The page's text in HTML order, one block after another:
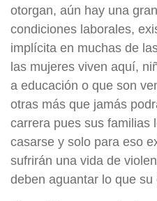
otorgan, aún hay una
condiciones laborales,
implícita en muchas de
las mujeres viven aquí,
a educación o que son
otras más que jamás
carrera pues sus familias
casarse y solo para eso
sufrirán una vida de
deben aguantar lo que